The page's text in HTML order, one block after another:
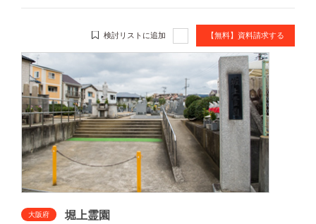
検討リストに追加 【無料】資料請求する
大阪府 堀上霊園